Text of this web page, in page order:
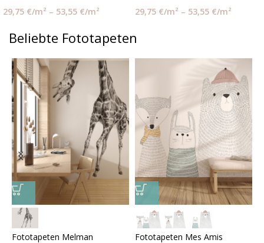
29,75 €/m² – 53,55 €/m² 29,75 €/m² – 53,55 €/m²
Beliebte Fototapeten
Fototapeten Melman Fototapeten Mes Amis